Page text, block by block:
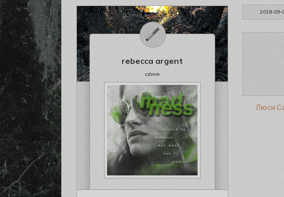
2018-09-
rebecca argent
cdmm
Люси